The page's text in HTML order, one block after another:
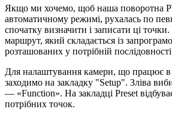
Якщо ми хочемо, щоб наша поворотна
автоматичному режимі, рухалась по
спочатку визначити і записати ці
маршрут, який складається із
розташованих у потрібній
Для налаштування камери, що працює
заходимо на закладку "Setup". Зліва
— «Function». На закладці Preset
потрібних точок.